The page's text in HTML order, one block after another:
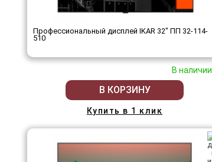
Профессиональный дисплей IKAR 32" ПП 32-114-
510
В наличии
В КОРЗИНУ
Купить в 1 клик